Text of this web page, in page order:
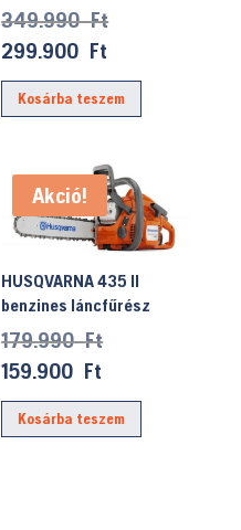
349.990FtOriginal
was:
349.990 Ft.
299.900 Ft
price
is:
Kosárba teszem
Akció!
HUSQVARNA 435 II
benzines láncfűrész
179.990FtOriginal
was:
179.990 Ft.
159.900 Ft
price
is:
Kosárba teszem